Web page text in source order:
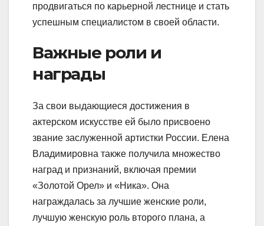
продвигаться по карьерной лестнице и стать
успешным специалистом в своей области.
Важные роли и
награды
За свои выдающиеся достижения в
актерском искусстве ей было присвоено
звание заслуженной артистки России. Елена
Владимировна также получила множество
наград и признаний, включая премии
«Золотой Орел» и «Ника». Она
награждалась за лучшие женские роли,
лучшую женскую роль второго плана, а